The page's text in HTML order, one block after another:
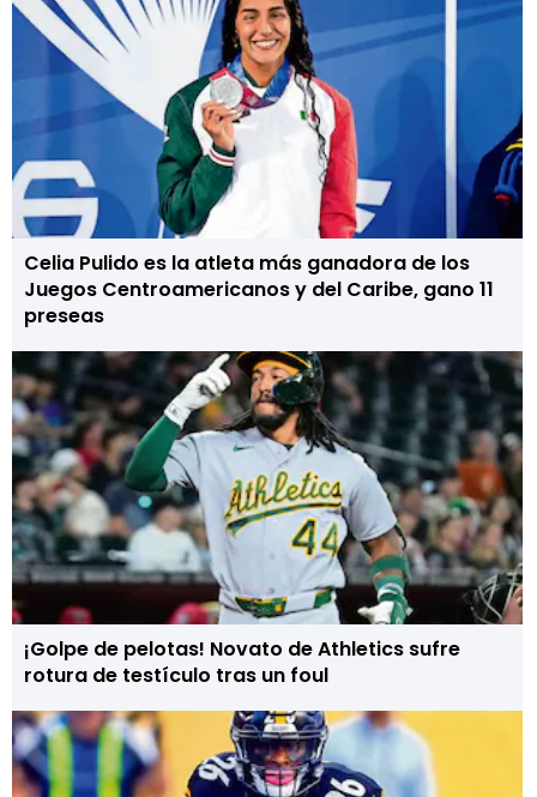
Celia Pulido es la atleta más ganadora de los
Juegos Centroamericanos y del Caribe, gano 11
preseas
¡Golpe de pelotas! Novato de Athletics sufre
rotura de testículo tras un foul